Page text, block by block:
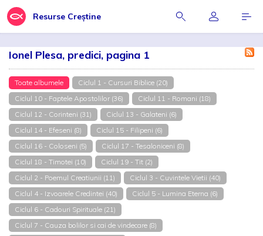
Resurse Creștine
Ionel Plesa, predici, pagina 1
Toate albumele
Ciclul 1 - Cursuri Biblice (20)
Ciclul 10 - Faptele Apostolilor (36)
Ciclul 11 - Romani (18)
Ciclul 12 - Corinteni (31)
Ciclul 13 - Galateni (6)
Ciclul 14 - Efeseni (8)
Ciclul 15 - Filipeni (6)
Ciclul 16 - Coloseni (5)
Ciclul 17 - Tesaloniceni (8)
Ciclul 18 - Timotei (10)
Ciclul 19 - Tit (2)
Ciclul 2 - Poemul Creatiunii (11)
Ciclul 3 - Cuvintele Vietii (40)
Ciclul 4 - Izvoarele Credintei (40)
Ciclul 5 - Lumina Eterna (6)
Ciclul 6 - Cadouri Spirituale (21)
Ciclul 7 - Cauza bolilor si cai de vindecare (8)